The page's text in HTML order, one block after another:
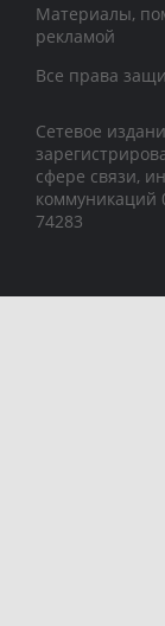
Материалы,
рекламой
Все права
Сетевое
сфере связи,
коммуникаций
74283